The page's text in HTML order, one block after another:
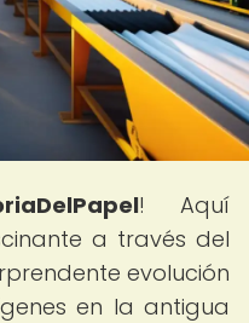
! Aquí
a través del
evolución
en la antigua